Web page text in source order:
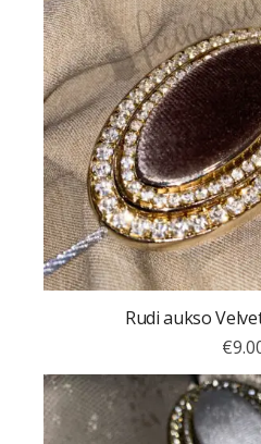
Rudi aukso
€